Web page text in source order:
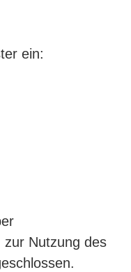
ein:
zur Nutzung des